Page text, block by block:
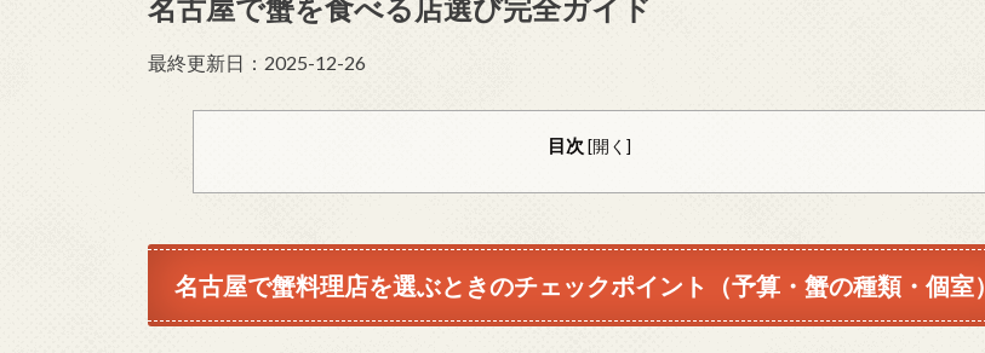
名古屋で蟹を食べる店選び完全ガイド
最終更新日：2025-12-26
目次 [開く ]
名古屋で蟹料理店を選ぶときのチェックポイント（予算・蟹の種類・個室）